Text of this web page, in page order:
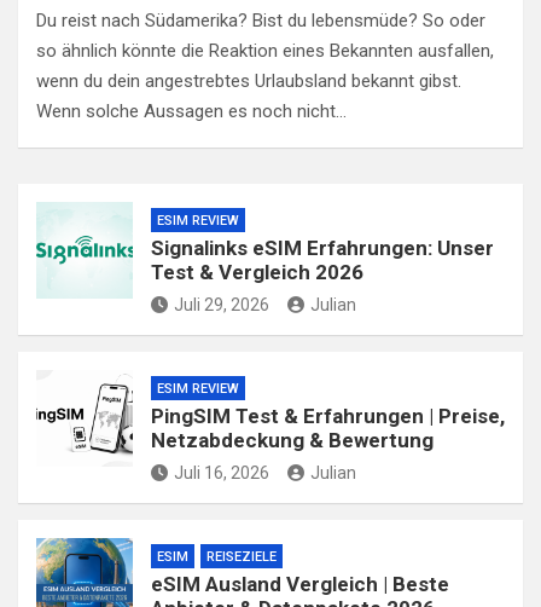
Du reist nach Südamerika? Bist du lebensmüde? So oder
so ähnlich könnte die Reaktion eines Bekannten ausfallen,
wenn du dein angestrebtes Urlaubsland bekannt gibst.
Wenn solche Aussagen es noch nicht…
ESIM REVIEW
Signalinks eSIM Erfahrungen: Unser
Test & Vergleich 2026
Juli 29, 2026 Julian
ESIM REVIEW
PingSIM Test & Erfahrungen | Preise,
Netzabdeckung & Bewertung
Juli 16, 2026 Julian
ESIM REISEZIELE
eSIM Ausland Vergleich | Beste